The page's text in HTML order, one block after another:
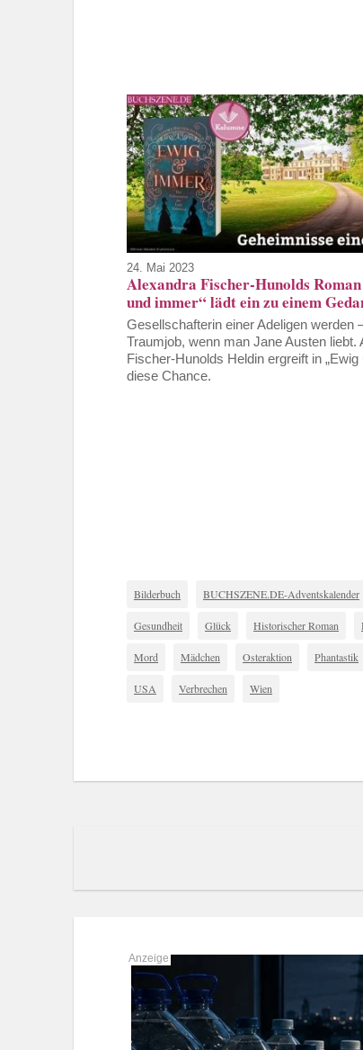
24. Mai 2023
Alexandra Fischer-Hunolds
und immer“ lädt ein zu einem
Gesellschafterin einer Adeligen werden
Traumjob, wenn man Jane Austen liebt.
Fischer-Hunolds Heldin ergreift in „Ewig
diese Chance.
Bilderbuch BUCHSZENE.DE-Adventskalender
Gesundheit Glück Historischer Roman
Mord Mädchen Osteraktion Phantastik
USA Verbrechen Wien